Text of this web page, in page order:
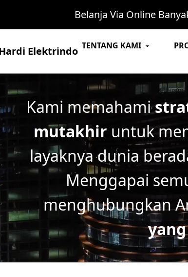
Belanja Via Online
Elektrindo TENTANG KAMI
Kami memahami
mutakhir untuk
layaknya dunia
Menggapai
menghubungkan